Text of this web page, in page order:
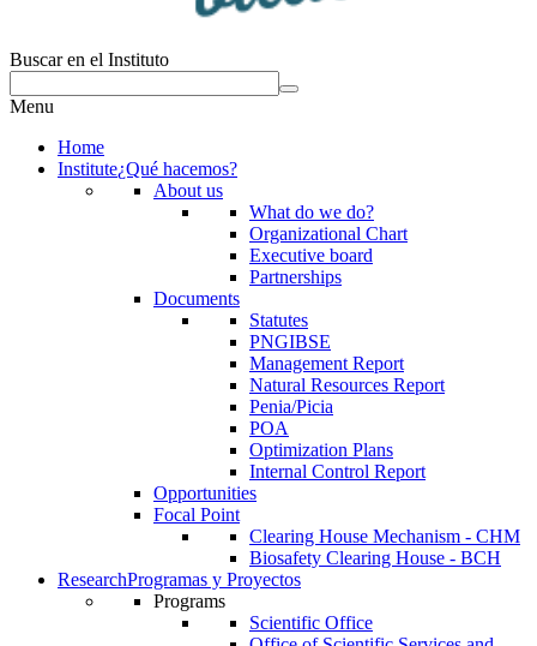
Buscar en el Instituto
Menu
Home
Institute¿Qué hacemos?
About us
What do we do?
Organizational Chart
Executive board
Partnerships
Documents
Statutes
PNGIBSE
Management Report
Natural Resources Report
Penia/Picia
POA
Optimization Plans
Internal Control Report
Opportunities
Focal Point
Clearing House Mechanism - CHM
Biosafety Clearing House - BCH
ResearchProgramas y Proyectos
Programs
Scientific Office